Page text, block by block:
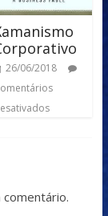
26/06/2018
comentário.